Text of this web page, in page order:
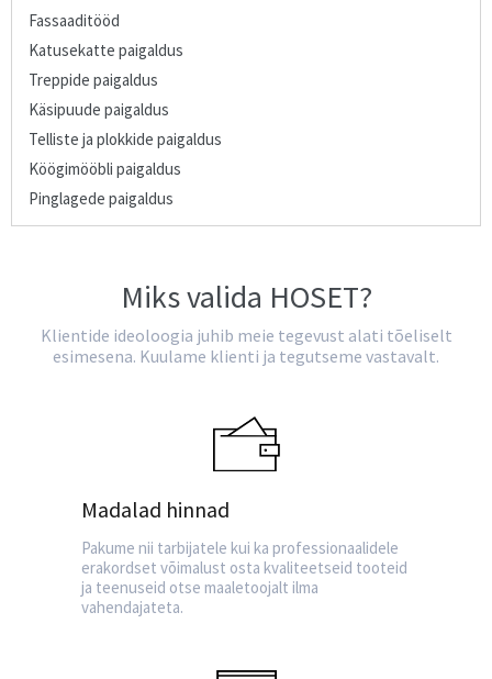
Fassaaditööd
Katusekatte paigaldus
Treppide paigaldus
Käsipuude paigaldus
Telliste ja plokkide paigaldus
Köögimööbli paigaldus
Pinglagede paigaldus
Miks valida HOSET?
Klientide ideoloogia juhib meie tegevust alati tõeliselt
esimesena. Kuulame klienti ja tegutseme vastavalt.
Madalad hinnad
Pakume nii tarbijatele kui ka professionaalidele
erakordset võimalust osta kvaliteetseid tooteid
ja teenuseid otse maaletoojalt ilma
vahendajateta.